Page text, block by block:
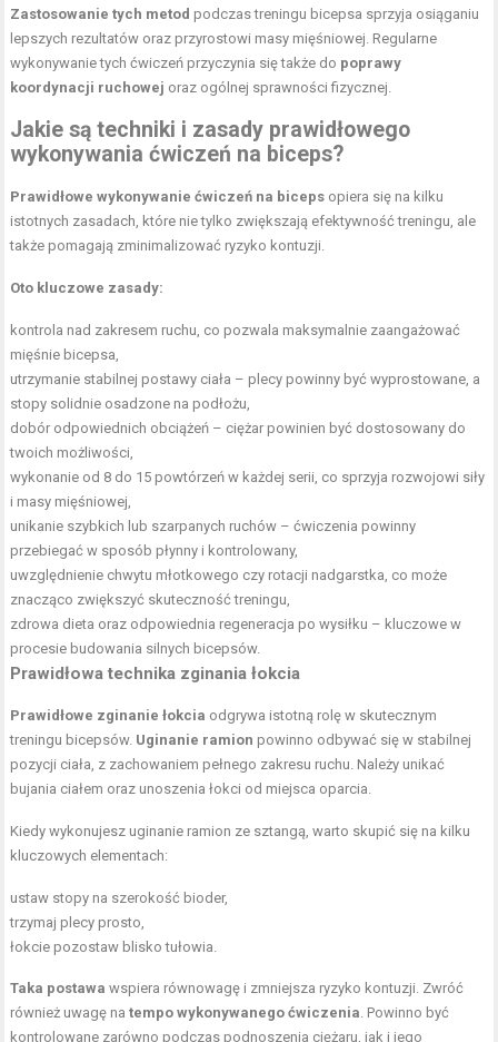
Zastosowanie tych metod podczas treningu bicepsa sprzyja osiąganiu
lepszych rezultatów oraz przyrostowi masy mięśniowej. Regularne
wykonywanie tych ćwiczeń przyczynia się także do poprawy
koordynacji ruchowej oraz ogólnej sprawności fizycznej.
Jakie są techniki i zasady prawidłowego
wykonywania ćwiczeń na biceps?
Prawidłowe wykonywanie ćwiczeń na biceps opiera się na kilku
istotnych zasadach, które nie tylko zwiększają efektywność treningu, ale
także pomagają zminimalizować ryzyko kontuzji.
Oto kluczowe zasady:
kontrola nad zakresem ruchu, co pozwala maksymalnie zaangażować
mięśnie bicepsa,
utrzymanie stabilnej postawy ciała – plecy powinny być wyprostowane, a
stopy solidnie osadzone na podłożu,
dobór odpowiednich obciążeń – ciężar powinien być dostosowany do
twoich możliwości,
wykonanie od 8 do 15 powtórzeń w każdej serii, co sprzyja rozwojowi siły
i masy mięśniowej,
unikanie szybkich lub szarpanych ruchów – ćwiczenia powinny
przebiegać w sposób płynny i kontrolowany,
uwzględnienie chwytu młotkowego czy rotacji nadgarstka, co może
znacząco zwiększyć skuteczność treningu,
zdrowa dieta oraz odpowiednia regeneracja po wysiłku – kluczowe w
procesie budowania silnych bicepsów.
Prawidłowa technika zginania łokcia
Prawidłowe zginanie łokcia odgrywa istotną rolę w skutecznym
treningu bicepsów. Uginanie ramion powinno odbywać się w stabilnej
pozycji ciała, z zachowaniem pełnego zakresu ruchu. Należy unikać
bujania ciałem oraz unoszenia łokci od miejsca oparcia.
Kiedy wykonujesz uginanie ramion ze sztangą, warto skupić się na kilku
kluczowych elementach:
ustaw stopy na szerokość bioder,
trzymaj plecy prosto,
łokcie pozostaw blisko tułowia.
Taka postawa wspiera równowagę i zmniejsza ryzyko kontuzji. Zwróć
również uwagę natempo wykonywanego ćwiczenia . Powinno być
kontrolowane zarówno podczas podnoszenia ciężaru, jak i jego